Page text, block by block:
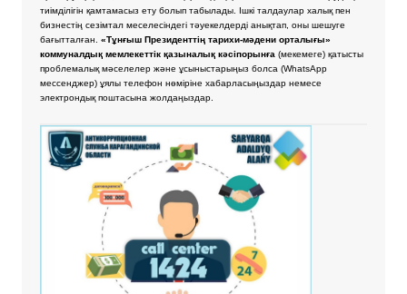
тиімділігін қамтамасыз ету болып табылады. Ішкі талдаулар халық пен
бизнестің сезімтал меселесіндегі тәуекелдерді анықтап, оны шешуге
бағытталған. «Тұнғыш Президенттің тарихи-мәдени орталығы»
коммуналдық мемлекеттік қазыналық кәсіпорынға (мекемеге) қатысты
проблемалық мәселелер және ұсыныстарыңыз болса (WhatsApp
мессенджер) ұялы телефон нөміріне хабарласыңыздар немесе
электрондық поштасына жолдаңыздар.